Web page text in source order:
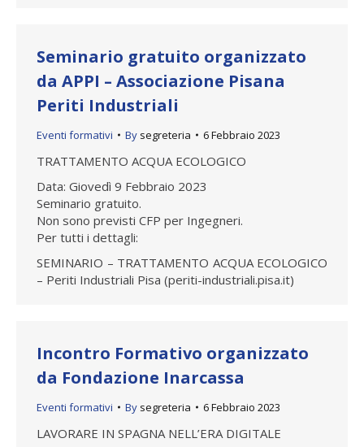
Seminario gratuito organizzato
da APPI – Associazione Pisana
Periti Industriali
Eventi formativi By segreteria 6 Febbraio 2023
TRATTAMENTO ACQUA ECOLOGICO
Data: Giovedì 9 Febbraio 2023
Seminario gratuito.
Non sono previsti CFP per Ingegneri.
Per tutti i dettagli:
SEMINARIO – TRATTAMENTO ACQUA ECOLOGICO
– Periti Industriali Pisa (periti-industriali.pisa.it)
Incontro Formativo organizzato
da Fondazione Inarcassa
Eventi formativi By segreteria 6 Febbraio 2023
LAVORARE IN SPAGNA NELL’ERA DIGITALE